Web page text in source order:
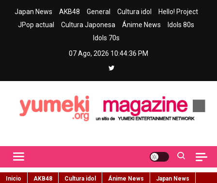
Japan News AKB48 General Cultura idol
Hello! Project
JPop actual
Cultura Japonesa Ánime News
Idols 80s
Idols 70s
07 Ago, 2026 10:44:37 PM
Inicio AKB48 Cultura idol Ánime News
Japan News